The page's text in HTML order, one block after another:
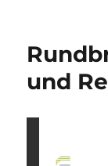
und